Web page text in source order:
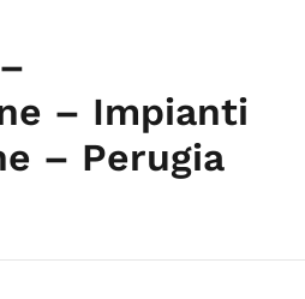
– Impianti
– Perugia